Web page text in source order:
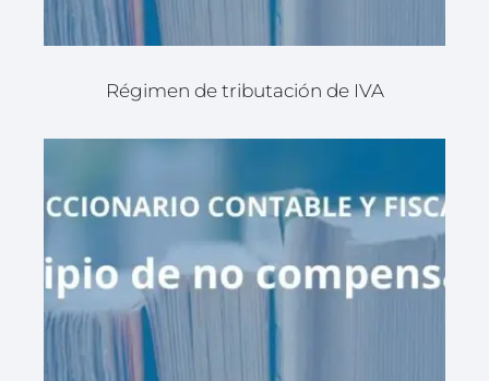
Régimen de tributación de IVA